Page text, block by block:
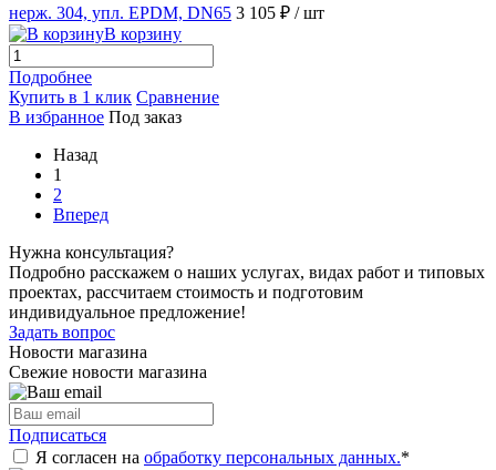
нерж. 304, упл. EPDM, DN65 3 105 ₽ / шт
В корзину
Подробнее
Купить в 1 клик Сравнение
В избранное Под заказ
Назад
1
2
Вперед
Нужна консультация?
Подробно расскажем о наших услугах, видах работ и типовых
проектах, рассчитаем стоимость и подготовим
индивидуальное предложение!
Задать вопрос
Новости магазина
Свежие новости магазина
Подписаться
Я согласен на обработку персональных данных.*